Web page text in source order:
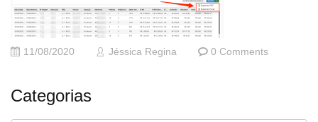
11/08/2020 Jéssica Regina 0 Comments
Categorias